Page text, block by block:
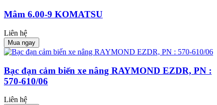
Mâm 6.00-9 KOMATSU
Liên hệ
Mua ngay
Bạc đạn cảm biến xe nâng RAYMOND EZDR, PN :
570-610/06
Liên hệ